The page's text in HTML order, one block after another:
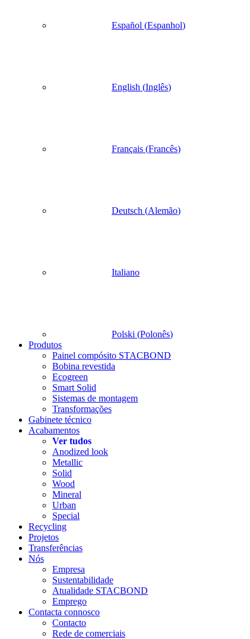
Español (Espanhol)
English (Inglês)
Français (Francês)
Deutsch (Alemão)
Italiano
Polski (Polonês)
Produtos
Painel compósito STACBOND
Bobina revestida
Ecogreen
Smart Solid
Sistemas de montagem
Transformações
Gabinete técnico
Acabamentos
Ver tudos
Anodized look
Metallic
Solid
Wood
Mineral
Urban
Special
Recycling
Projetos
Transferências
Nós
Empresa
Sustentabilidade
Atualidade STACBOND
Emprego
Contacta connosco
Contacto
Rede de comerciais